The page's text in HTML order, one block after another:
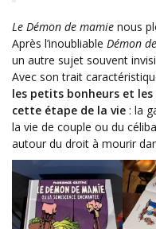
Le Démon de mamie nous
Après l’inoubliable Démon
un autre sujet souvent
Avec son trait
les petits bonheurs et
cette étape de la vie : la
la vie de couple ou du
autour du droit à mourir